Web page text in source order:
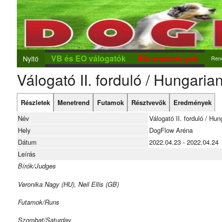
Nyitó VB és EO válogatók Élő eredmények
Új
Válogató II. forduló /
Részletek Menetrend Futamok Résztvevők
Eredmények
Név
Válogató II. forduló /
Hely
DogFlow Aréna
Dátum
2022.04.23 - 2022.04.24
Leírás
Bírók/Judges
Veronika Nagy (HU), Neil Ellis (GB)
Futamok/Runs
Szombat/Saturday